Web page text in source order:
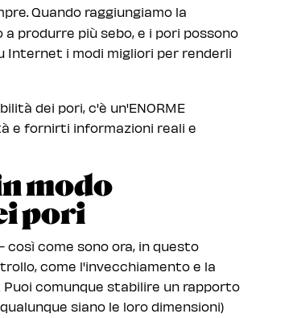
Quando raggiungiamo la
produrre più sebo, e i pori possono
Internet i modi migliori per renderli
dei pori, c'è un'ENORME
e fornirti informazioni reali e
modo
pori
così come sono ora, in questo
come l'invecchiamento e la
Puoi comunque stabilire un rapporto
siano le loro dimensioni)